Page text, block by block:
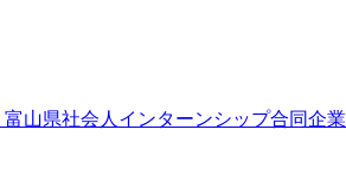
山県社会人インターンシップ合同企